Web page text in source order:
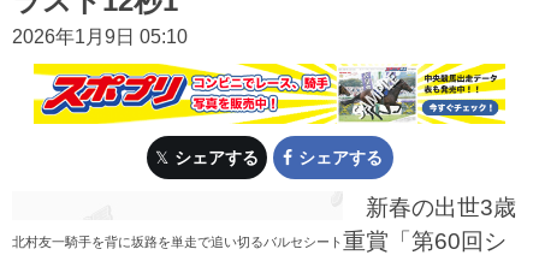
2026年1月9日 05:10
シェアする シェアする
北村友一騎手を背に坂路を単走で追い切るバルセシート
新春の出世3歳
重賞「第60回シ